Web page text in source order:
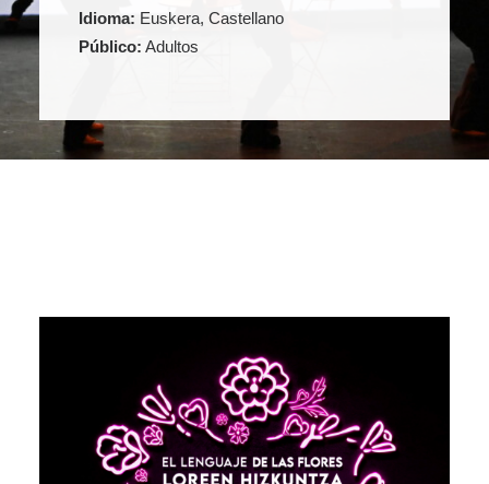
Idioma: Euskera, Castellano
Público: Adultos